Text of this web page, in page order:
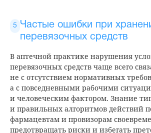
Частые ошибки при
перевязочных средств
В аптечной практике нарушения
перевязочных средств чаще всего
не с отсутствием нормативных
а с повседневными рабочими
и человеческим фактором. Знание
и правильных алгоритмов действий
фармацевтам и провизорам
предотвращать риски и избегать